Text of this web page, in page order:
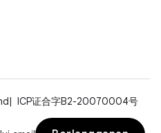
ICP证合字B2-20070004号